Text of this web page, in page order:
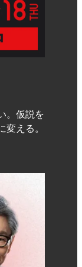
。仮説を
える。